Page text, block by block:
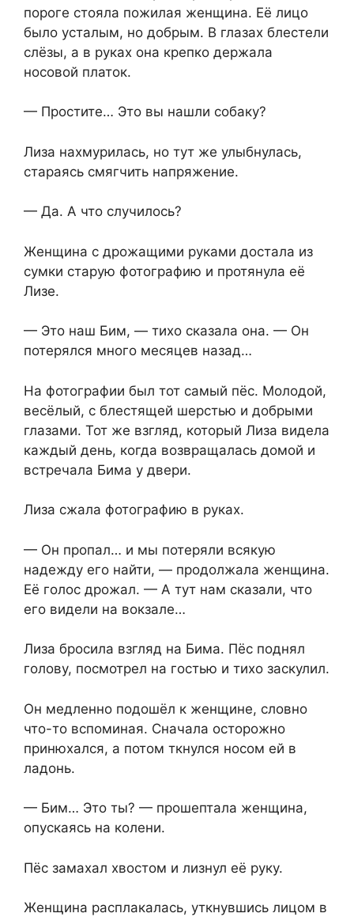
пороге стояла пожилая женщина. Её лицо
было усталым, но добрым. В глазах блестели
слёзы, а в руках она крепко держала
носовой платок.
— Простите… Это вы нашли собаку?
Лиза нахмурилась, но тут же улыбнулась,
стараясь смягчить напряжение.
— Да. А что случилось?
Женщина с дрожащими руками достала из
сумки старую фотографию и протянула её
Лизе.⁨
— Это наш Бим, —⁨ тихо сказала она. — Он
потерялся много месяцев назад…
На фотографии был тот самый пёс. Молодой,
весёлый,⁨ с блестящей шерстью и добрыми
глазами. Тот же взгляд, который Лиза видела
каждый день, когда возвращалась домой и
встречала Бима у двери.
Лиза сжала фотографию в руках.
— Он пропал… и мы потеряли всякую
надежду его найти, — продолжала женщина.
Её голос дрожал. — А тут нам сказали, что
его видели на вокзале…
Лиза бросила взгляд на Бима. Пёс поднял
голову, посмотрел на гостью и тихо заскулил.
Он медленно подошёл к женщине, словно
что-то вспоминая. Сначала осторожно
принюхался, а потом ткнулся носом ей в
ладонь.
— Бим… Это ты? — прошептала женщина,
опускаясь на колени.
Пёс замахал хвостом и лизнул её руку.
Женщина расплакалась, уткнувшись лицом в